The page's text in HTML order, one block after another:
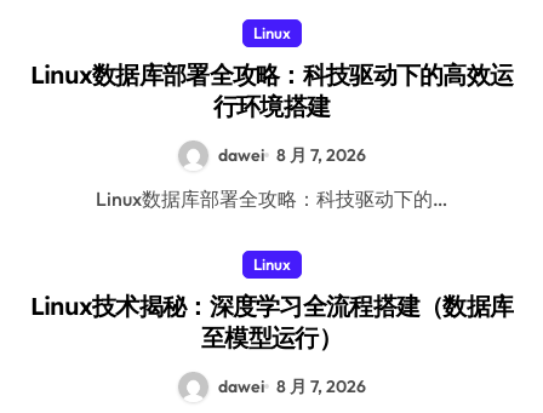
Linux
Linux数据库部署全攻略：科技驱动下的高效运
行环境搭建
dawei 8 月 7, 2026
Linux数据库部署全攻略：科技驱动下的…
Linux
Linux技术揭秘：深度学习全流程搭建（数据库
至模型运行）
dawei 8 月 7, 2026